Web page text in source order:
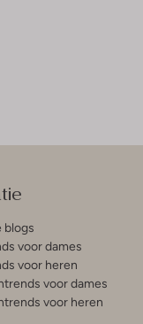
blogs
voor dames
voor heren
voor dames
voor heren